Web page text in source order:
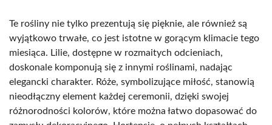
Te rośliny nie tylko prezentują się pięknie, ale również są
wyjątkowo trwałe, co jest istotne w gorącym klimacie tego
miesiąca. Lilie, dostępne w rozmaitych odcieniach,
doskonale komponują się z innymi roślinami, nadając
elegancki charakter. Róże, symbolizujące miłość, stanowią
nieodłączny element każdej ceremonii, dzięki swojej
różnorodności kolorów, które można łatwo dopasować do